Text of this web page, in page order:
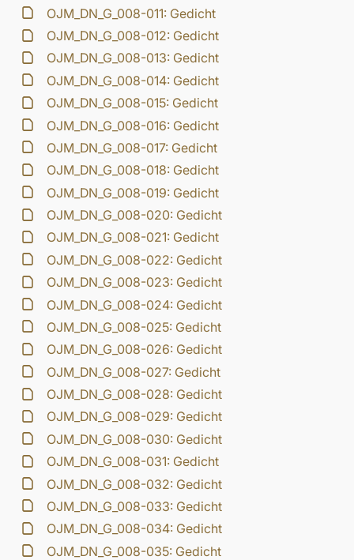
OJM_DN_G_008-011: Gedicht
OJM_DN_G_008-012: Gedicht
OJM_DN_G_008-013: Gedicht
OJM_DN_G_008-014: Gedicht
OJM_DN_G_008-015: Gedicht
OJM_DN_G_008-016: Gedicht
OJM_DN_G_008-017: Gedicht
OJM_DN_G_008-018: Gedicht
OJM_DN_G_008-019: Gedicht
OJM_DN_G_008-020: Gedicht
OJM_DN_G_008-021: Gedicht
OJM_DN_G_008-022: Gedicht
OJM_DN_G_008-023: Gedicht
OJM_DN_G_008-024: Gedicht
OJM_DN_G_008-025: Gedicht
OJM_DN_G_008-026: Gedicht
OJM_DN_G_008-027: Gedicht
OJM_DN_G_008-028: Gedicht
OJM_DN_G_008-029: Gedicht
OJM_DN_G_008-030: Gedicht
OJM_DN_G_008-031: Gedicht
OJM_DN_G_008-032: Gedicht
OJM_DN_G_008-033: Gedicht
OJM_DN_G_008-034: Gedicht
OJM_DN_G_008-035: Gedicht